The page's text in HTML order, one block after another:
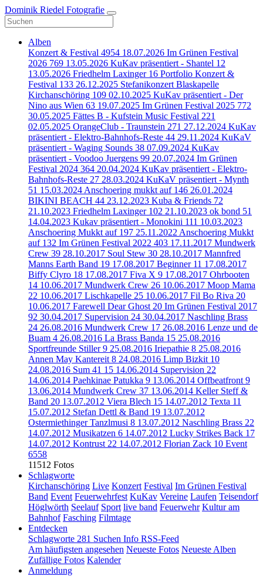
Dominik Riedel Fotografie
Alben
Konzert & Festival 4954 18.07.2026 Im Grünen Festival
2026 769 13.05.2026 KuKav präsentiert - Shantel 12
13.05.2026 Friedhelm Laxinger 16 Portfolio Konzert &
Festival 133 26.12.2025 Stefanikonzert Blaskapelle
Kirchanschöring 109 02.10.2025 KuKav präsentiert - Der
Nino aus Wien 63 19.07.2025 Im Grünen Festival 2025 772
30.05.2025 Fättes B - Kufstein Music Festival 221
02.05.2025 OrangeClub - Traunstein 271 27.12.2024 KuKav
präsentiert - Elektro-Bahnhofs-Reste 44 29.11.2024 KuKaV
präsentiert - Waging Sounds 38 07.09.2024 KuKav
präsentiert - Voodoo Juergens 99 20.07.2024 Im Grünen
Festival 2024 364 20.04.2024 KuKav präsentiert - Elektro-
Bahnhofs-Reste 27 28.03.2024 KuKaV präsentiert - Mynth
51 15.03.2024 Anschoering mukkt auf 146 26.01.2024
BIKINI BEACH 44 23.12.2023 Kuba & Friends 72
21.10.2023 Friedhelm Laxinger 102 21.10.2023 ok bond 51
14.04.2023 Kukav präsentiert - Monokini 111 10.03.2023
Anschoering Mukkt auf 197 25.11.2022 Anschoering Mukkt
auf 132 Im Grünen Festival 2022 403 17.11.2017 Mundwerk
Crew 39 28.10.2017 Soul Stew 30 28.10.2017 Mannfred
Manns Earth Band 19 17.08.2017 Beginner 11 17.08.2017
Biffy Clyro 18 17.08.2017 Fiva X 9 17.08.2017 Ohrbooten
14 10.06.2017 Mundwerk Crew 26 10.06.2017 Moop Mama
22 10.06.2017 Lischkapelle 25 10.06.2017 Fil Bo Riva 20
10.06.2017 Farewell Dear Ghost 20 Im Grünen Festival 2017
92 30.04.2017 Supervision 24 30.04.2017 Naschling Brass
24 26.08.2016 Mundwerk Crew 17 26.08.2016 Lenze und de
Buam 4 26.08.2016 La Brass Banda 15 25.08.2016
Sportfreunde Stiller9 25.08.2016 Iriepathie 8 25.08.2016
Annen May Kantereit 8 24.08.2016 Limp Bizkit 10
24.08.2016 Sum 41 15 14.06.2014 Supervision 22
14.06.2014 Paehkinae Patukka 9 13.06.2014 Offbeatfront 9
13.06.2014 Mundwerk Crew 37 13.06.2014 Keller Steff &
Band 20 13.07.2012 Viera Blech 15 14.07.2012 Texta 11
15.07.2012 Stefan Dettl & Band 19 13.07.2012
Ostermiethinger Tanzlmusi 8 13.07.2012 Naschling Brass 22
14.07.2012 Musikatzen 6 14.07.2012 Lucky Strikes Back 17
14.07.2012 Kontrust 22 14.07.2012 Florian Zack 10 Event
6558
11512 Fotos
Schlagworte
Kirchanschöring Live Konzert Festival Im Grünen Festival
Band Event Feuerwehrfest KuKav Vereine Laufen Teisendorf
Höglwörth Seelauf Sport live band Feuerwehr Kultur am
Bahnhof Fasching Filmtage
Entdecken
Schlagworte 281 Suchen Info RSS-Feed
Am häufigsten angesehen Neueste Fotos Neueste Alben
Zufällige Fotos Kalender
Anmeldung